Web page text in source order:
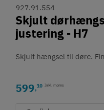
927.91.554
Skjult
justering - H7
Skjult hængsel til døre.
599,10 Inkl. moms